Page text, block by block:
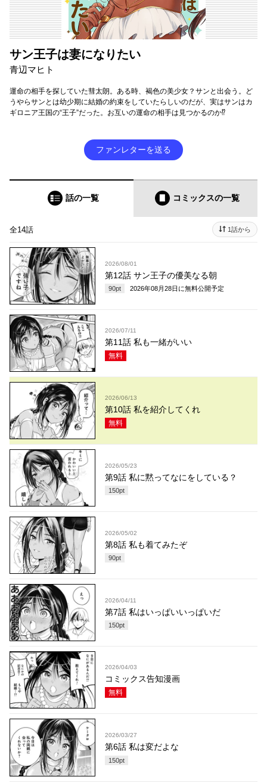
サン王子は妻になりたい
青辺マヒト
運命の相手を探していた彗太朗。ある時、褐色の美少女？サンと出会う。ど
うやらサンとは幼少期に結婚の約束をしていたらしいのだが、実はサンはカ
ギロニア王国の“王子”だった。お互いの運命の相手は見つかるのか⁉
ファンレターを送る
話の一覧 コミックスの一覧
全14話 1話から
2026/08/01
第12話 サン王子の優美なる朝
90pt 2026年08月28日 に無料公開予定
2026/07/11
第11話 私も一緒がいい
無料
2026/06/13
第10話 私を紹介してくれ
無料
2026/05/23
第9話 私に黙ってなにをしている？
150pt
2026/05/02
第8話 私も着てみたぞ
90pt
2026/04/11
第7話 私はいっぱいいっぱいだ
150pt
2026/04/03
コミックス告知漫画
無料
2026/03/27
第6話 私は変だよな
150pt